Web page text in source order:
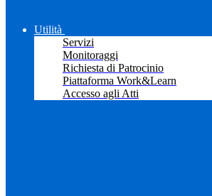
Utilità
Servizi
Monitoraggi
Richiesta di Patrocinio
Piattaforma Work&Learn
Accesso agli Atti